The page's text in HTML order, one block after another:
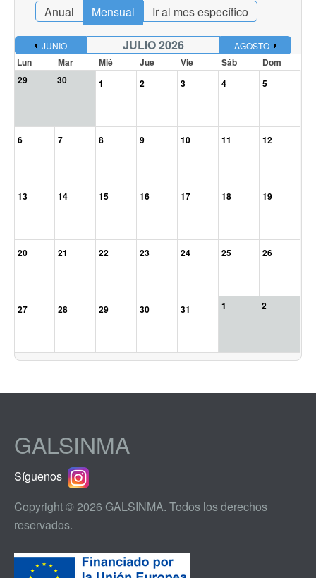
Anual Mensual Ir al mes específico
JUNIO JULIO 2026 AGOSTO
Lun Mar Mié Jue Vie Sáb
Dom
29
30 1 2 3 4 5
6 7 8 9 10 11 12
13 14 15 16 17 18 19
20 21 22 23 24 25 26
27 28 29 30 31 1 2
GALSINMA
Síguenos
Copyright © 2026 GALSINMA. Todos los derechos
reservados.